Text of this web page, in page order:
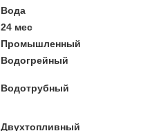
Вода
24 мес
Промышленный
Водогрейный
Водотрубный
Двухтопливный